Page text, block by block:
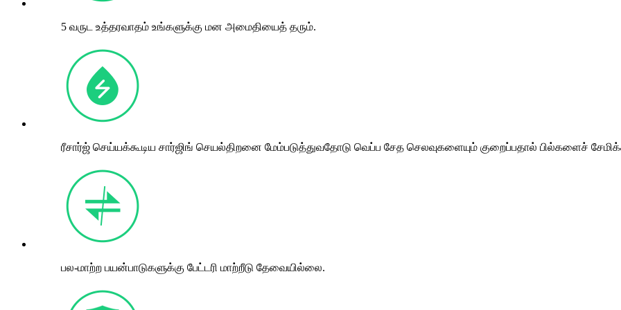
5 வருட உத்தரவாதம் உங்களுக்கு மன அமைதியைத் தரும்.
ரீசார்ஜ் செய்யக்கூடிய சார்ஜிங் செயல்திறனை மேம்படுத்துவதோடு வெப்ப சேத செலவுகளையும் குறைப்பதால் பில்களைச்
பல-மாற்ற பயன்பாடுகளுக்கு பேட்டரி மாற்றீடு தேவையில்லை.